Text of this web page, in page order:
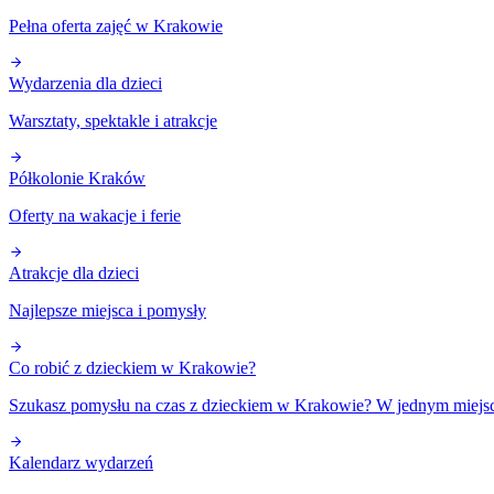
Pełna oferta zajęć w Krakowie
Wydarzenia dla dzieci
Warsztaty, spektakle i atrakcje
Półkolonie Kraków
Oferty na wakacje i ferie
Atrakcje dla dzieci
Najlepsze miejsca i pomysły
Co robić z dzieckiem w Krakowie?
Szukasz pomysłu na czas z dzieckiem w Krakowie? W jednym
Kalendarz wydarzeń